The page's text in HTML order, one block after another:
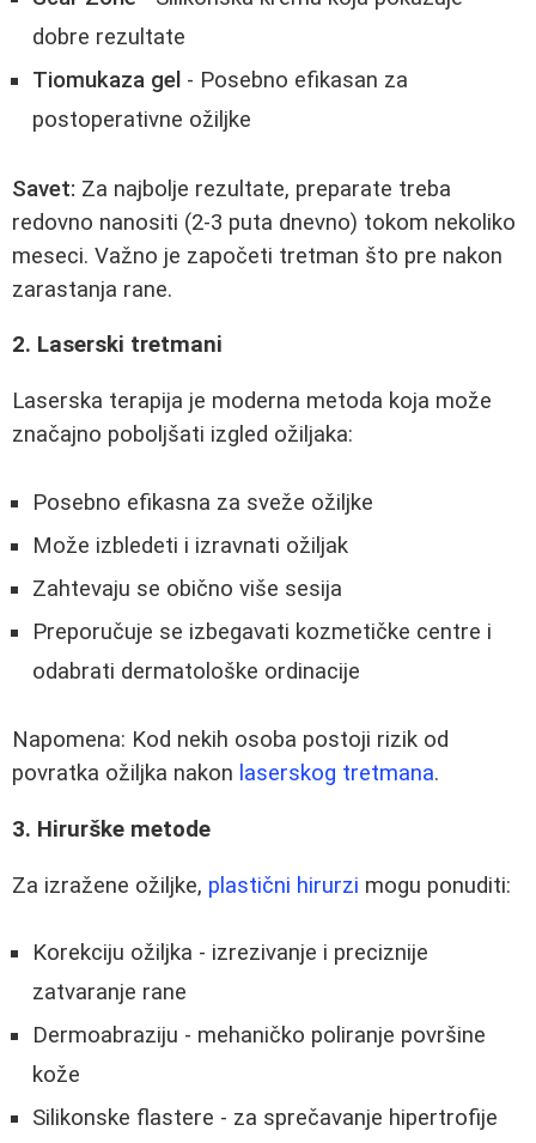
dobre rezultate
Tiomukaza gel - Posebno efikasan za
postoperativne ožiljke
Savet: Za najbolje rezultate, preparate treba
redovno nanositi (2-3 puta dnevno) tokom nekoliko
meseci. Važno je započeti tretman što pre nakon
zarastanja rane.
2. Laserski tretmani
Laserska terapija je moderna metoda koja može
značajno poboljšati izgled ožiljaka:
Posebno efikasna za sveže ožiljke
Može izbledeti i izravnati ožiljak
Zahtevaju se obično više sesija
Preporučuje se izbegavati kozmetičke centre i
odabrati dermatološke ordinacije
Napomena: Kod nekih osoba postoji rizik od
povratka ožiljka nakon laserskog tretmana.
3. Hirurške metode
Za izražene ožiljke, plastični hirurzi mogu ponuditi:
Korekciju ožiljka - izrezivanje i preciznije
zatvaranje rane
Dermoabraziju - mehaničko poliranje površine
kože
Silikonske flastere - za sprečavanje hipertrofije